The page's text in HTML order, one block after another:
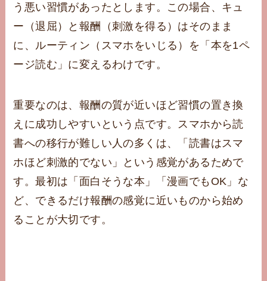
う悪い習慣があったとします。この場合、キュ
ー（退屈）と報酬（刺激を得る）はそのまま
に、ルーティン（スマホをいじる）を「本を1ペ
ージ読む」に変えるわけです。
重要なのは、報酬の質が近いほど習慣の置き換
えに成功しやすいという点です。スマホから読
書への移行が難しい人の多くは、「読書はスマ
ホほど刺激的でない」という感覚があるためで
す。最初は「面白そうな本」「漫画でもOK」な
ど、できるだけ報酬の感覚に近いものから始め
ることが大切です。